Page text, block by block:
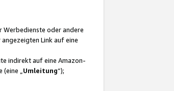
Werbedienste oder andere
Link auf eine
indirekt auf eine Amazon-
„ Umleitung“);